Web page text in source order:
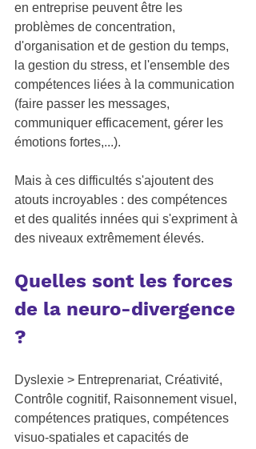
en entreprise peuvent être les
problèmes de concentration,
d'organisation et de gestion du temps,
la gestion du stress, et l'ensemble des
compétences liées à la communication
(faire passer les messages,
communiquer efficacement, gérer les
émotions fortes,...).
Mais à ces difficultés s'ajoutent des
atouts incroyables : des compétences
et des qualités innées qui s'expriment à
des niveaux extrêmement élevés.
Quelles sont les forces
de la neuro-divergence
?
Dyslexie > Entreprenariat, Créativité,
Contrôle cognitif, Raisonnement visuel,
compétences pratiques, compétences
visuo-spatiales et capacités de